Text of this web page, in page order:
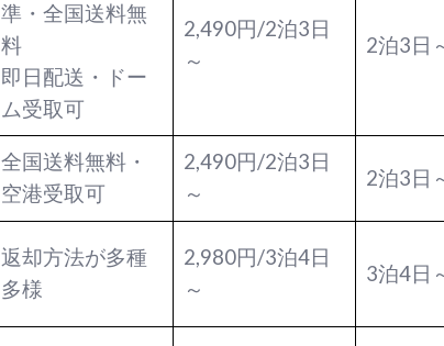
準・全国送料無
料
即日配送・ドー
ム受取可
2,490円/2泊3日
～
2泊3日
全国送料無料・
空港受取可
2,490円/2泊3日
～
2泊3日
返却方法が多種
多様
2,980円/3泊4日
～
3泊4日